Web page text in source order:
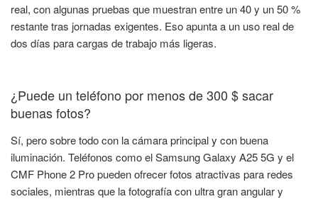
real, con algunas pruebas que muestran entre un 40 y un 50 %
restante tras jornadas exigentes. Eso apunta a un uso real de
dos días para cargas de trabajo más ligeras.
¿Puede un teléfono por menos de 300 $ sacar
buenas fotos?
Sí, pero sobre todo con la cámara principal y con buena
iluminación. Teléfonos como el Samsung Galaxy A25 5G y el
CMF Phone 2 Pro pueden ofrecer fotos atractivas para redes
sociales, mientras que la fotografía con ultra gran angular y